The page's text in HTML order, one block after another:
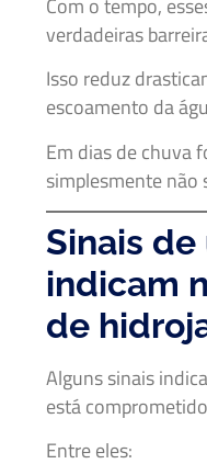
verdadeiras
Isso reduz
escoamento da
Em dias de chuva
simplesmente não
Sinais
indicam
de
Alguns sinais
está
Entre eles: